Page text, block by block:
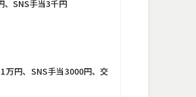
、SNS手当3千円
万円、SNS手当3000円、交